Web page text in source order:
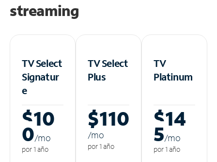
streaming
TV Select
Signatur
e
$10
0/mo
por 1 año
TV Select
Plus
$110
/mo
por 1 año
TV
Platinum
$14
5/mo
por 1 año